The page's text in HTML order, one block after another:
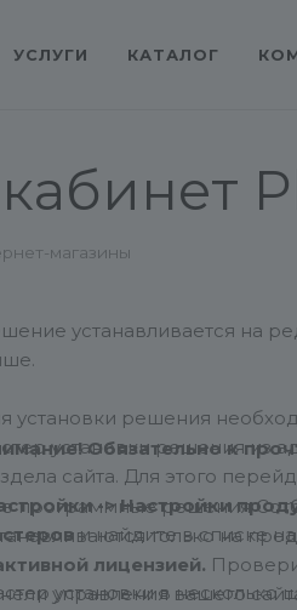
УСЛУГИ КАТАЛОГ
магазины
устанавливается на
установки решения
установки решения из
сайта. Для этого
-> Настройки
и найдите в списке
установки в несколько
Обязательно к
программные решения
только на
лицензией.
управления вашего